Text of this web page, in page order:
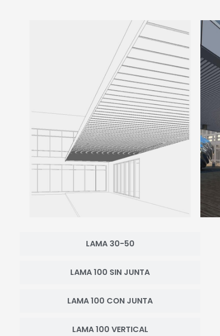
LAMA 30-50
LAMA 100 SIN JUNTA
LAMA 100 CON JUNTA
LAMA 100 VERTICAL